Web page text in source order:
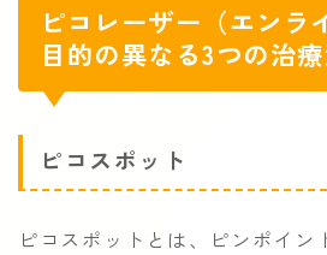
ピコレーザー（エンラ
目的の異なる3つの治
ピコスポット
ピコスポットとは、ピンポイン